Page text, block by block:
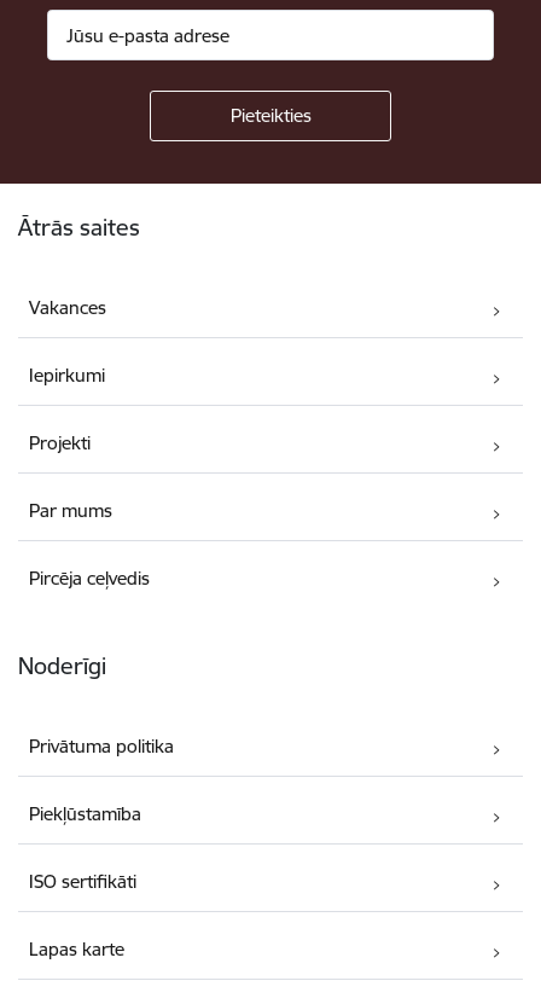
Ātrās saites
Vakances
Iepirkumi
Projekti
Par mums
Pircēja ceļvedis
Noderīgi
Privātuma politika
Piekļūstamība
ISO sertifikāti
Lapas karte